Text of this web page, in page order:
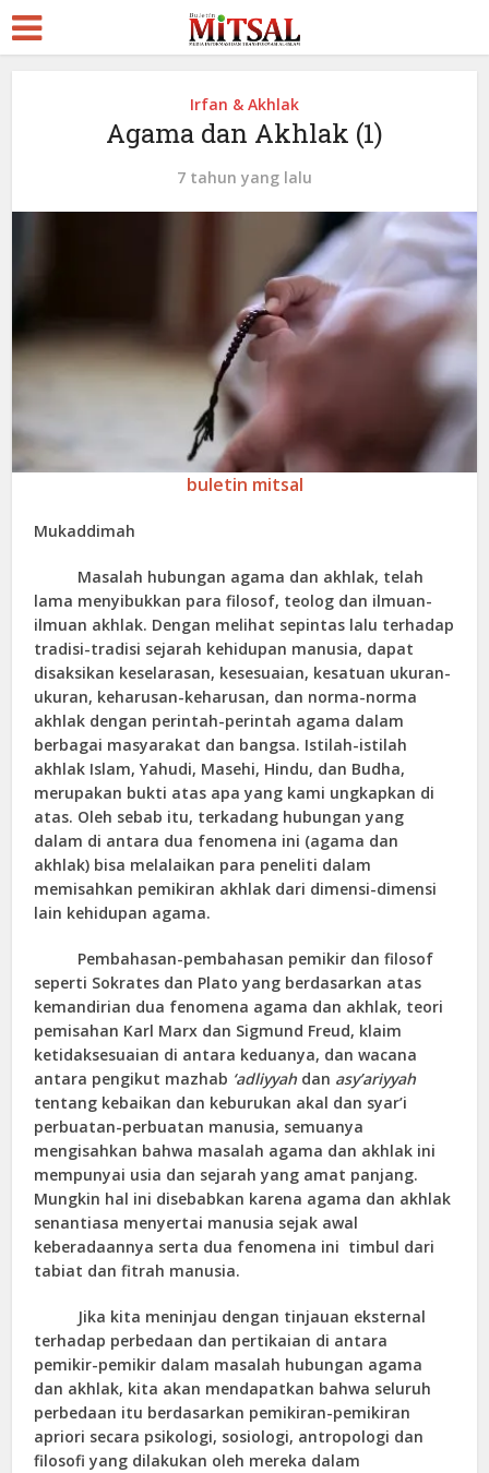
Irfan & Akhlak
Agama dan Akhlak (1)
7 tahun yang lalu
buletin mitsal
Mukaddimah
Masalah hubungan agama dan akhlak, telah
lama menyibukkan para filosof, teolog dan ilmuan-
ilmuan akhlak. Dengan melihat sepintas lalu terhadap
tradisi-tradisi sejarah kehidupan manusia, dapat
disaksikan keselarasan, kesesuaian, kesatuan ukuran-
ukuran, keharusan-keharusan, dan norma-norma
akhlak dengan perintah-perintah agama dalam
berbagai masyarakat dan bangsa. Istilah-istilah
akhlak Islam, Yahudi, Masehi, Hindu, dan Budha,
merupakan bukti atas apa yang kami ungkapkan di
atas. Oleh sebab itu, terkadang hubungan yang
dalam di antara dua fenomena ini (agama dan
akhlak) bisa melalaikan para peneliti dalam
memisahkan pemikiran akhlak dari dimensi-dimensi
lain kehidupan agama.
Pembahasan-pembahasan pemikir dan filosof
seperti Sokrates dan Plato yang berdasarkan atas
kemandirian dua fenomena agama dan akhlak, teori
pemisahan Karl Marx dan Sigmund Freud, klaim
ketidaksesuaian di antara keduanya, dan wacana
antara pengikut mazhab ‘adliyyah dan asy’ariyyah
tentang kebaikan dan keburukan akal dan syar’i
perbuatan-perbuatan manusia, semuanya
mengisahkan bahwa masalah agama dan akhlak ini
mempunyai usia dan sejarah yang amat panjang.
Mungkin hal ini disebabkan karena agama dan akhlak
senantiasa menyertai manusia sejak awal
keberadaannya serta dua fenomena ini timbul dari
tabiat dan fitrah manusia.
Jika kita meninjau dengan tinjauan eksternal
terhadap perbedaan dan pertikaian di antara
pemikir-pemikir dalam masalah hubungan agama
dan akhlak, kita akan mendapatkan bahwa seluruh
perbedaan itu berdasarkan pemikiran-pemikiran
apriori secara psikologi, sosiologi, antropologi dan
filosofi yang dilakukan oleh mereka dalam